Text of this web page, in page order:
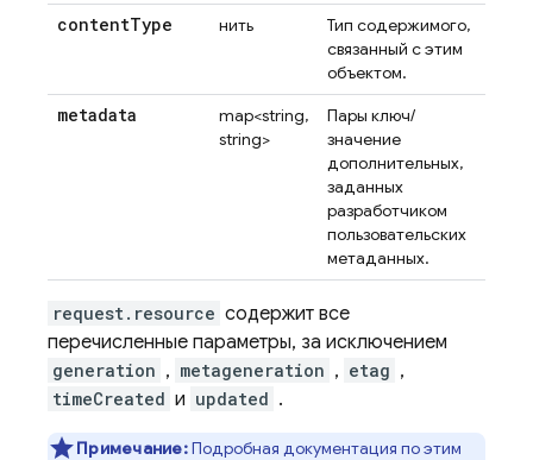
contentType нить
Тип содержимого,
связанный с этим
объектом.
metadata
map<string,
string>
Пары ключ/
значение
дополнительных,
заданных
разработчиком
пользовательских
метаданных.
request.resource содержит все
перечисленные параметры, за исключением
generation , metageneration , etag ,
timeCreated и updated .
Примечание:Подробная документация по этим